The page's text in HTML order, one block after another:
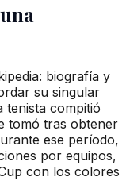
biografía y
su singular
tenista compitió
tomó tras obtener
ese período,
por equipos,
con los colores